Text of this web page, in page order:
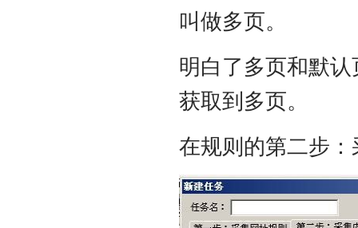
叫做多页。
明白了多页和默
获取到多页。
在规则的第二步：